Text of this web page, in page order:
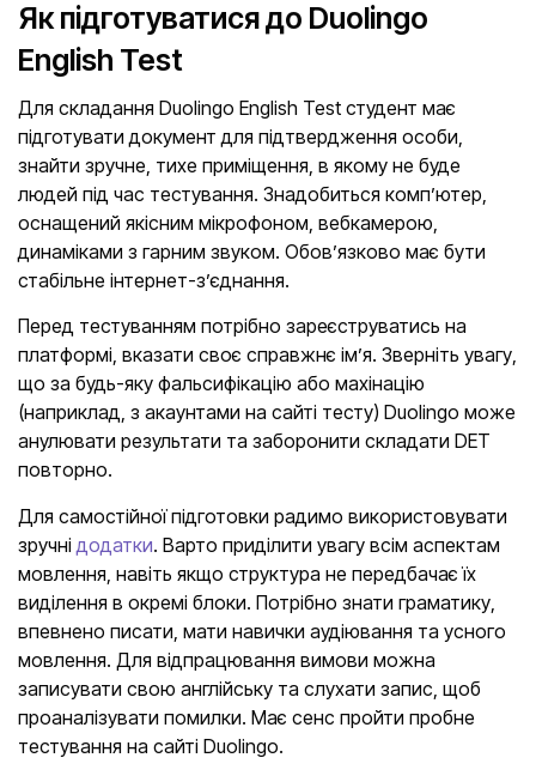
Як підготуватися до Duolingo
English Test
Для складання Duolingo English Test студент має
підготувати документ для підтвердження особи,
знайти зручне, тихе приміщення, в якому не буде
людей під час тестування. Знадобиться комп’ютер,
оснащений якісним мікрофоном, вебкамерою,
динаміками з гарним звуком. Обов’язково має бути
стабільне інтернет-з’єднання.
Перед тестуванням потрібно зареєструватись на
платформі, вказати своє справжнє ім’я. Зверніть увагу,
що за будь-яку фальсифікацію або махінацію
(наприклад, з акаунтами на сайті тесту) Duolingo може
анулювати результати та заборонити складати DET
повторно.
Для самостійної підготовки радимо використовувати
зручні додатки. Варто приділити увагу всім аспектам
мовлення, навіть якщо структура не передбачає їх
виділення в окремі блоки. Потрібно знати граматику,
впевнено писати, мати навички аудіювання та усного
мовлення. Для відпрацювання вимови можна
записувати свою англійську та слухати запис, щоб
проаналізувати помилки. Має сенс пройти пробне
тестування на сайті Duolingo.